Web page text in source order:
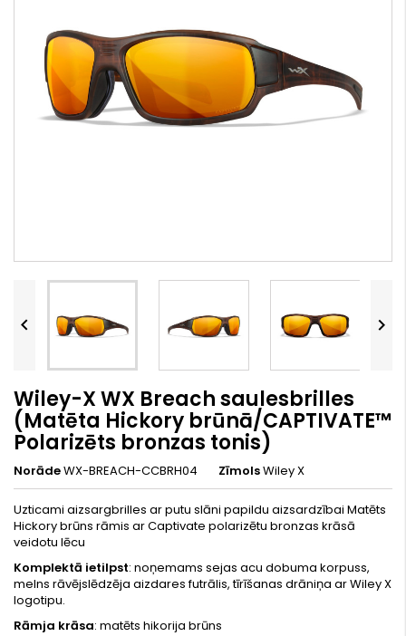
 
Wiley-X WX Breach saulesbrilles
(Matēta Hickory brūnā/CAPTIVATE™
Polarizēts bronzas tonis)
NorādeWX-BREACH-CCBRH04 ZīmolsWiley X
Uzticami aizsargbrilles ar putu slāni papildu aizsardzībai Matēts
Hickory brūns rāmis ar Captivate polarizētu bronzas krāsā
veidotu lēcu
Komplektā ietilpst: noņemams sejas acu dobuma korpuss,
melns rāvējslēdzēja aizdares futrālis, tīrīšanas drāniņa ar Wiley X
logotipu.
Rāmja krāsa: matēts hikorija brūns